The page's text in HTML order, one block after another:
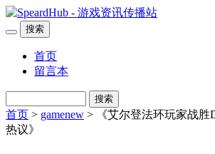
搜索
首页
留言本
搜索
首页 > gamenew > 《艾尔登法环玩家战胜
热议》